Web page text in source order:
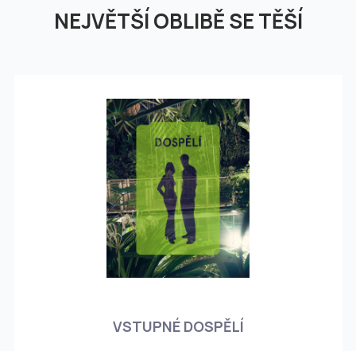
NEJVĚTŠÍ OBLIBĚ SE TĚŠÍ
VSTUPNÉ DOSPĚLÍ